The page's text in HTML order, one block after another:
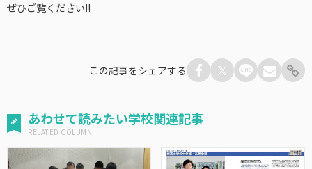
ぜひご覧ください!!
この記事をシェアする
あわせて読みたい学校関連記事